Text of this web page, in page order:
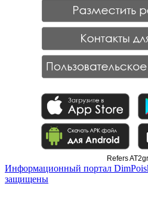
Refers
Информационный портал
защищены